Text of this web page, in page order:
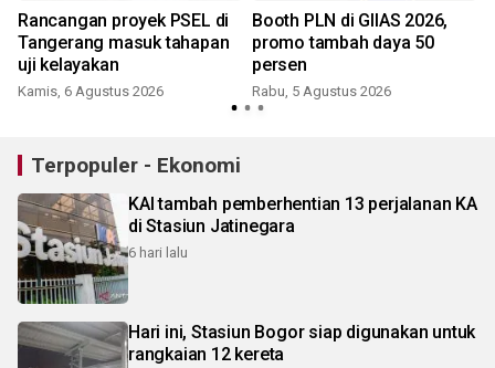
Rancangan proyek PSEL di
Tangerang masuk tahapan
uji kelayakan
Kamis, 6 Agustus 2026
Booth PLN di GIIAS 2026,
promo tambah daya 50
persen
Rabu, 5 Agustus 2026
Terpopuler - Ekonomi
KAI tambah pemberhentian 13 perjalanan KA
di Stasiun Jatinegara
6 hari lalu
Hari ini, Stasiun Bogor siap digunakan untuk
rangkaian 12 kereta